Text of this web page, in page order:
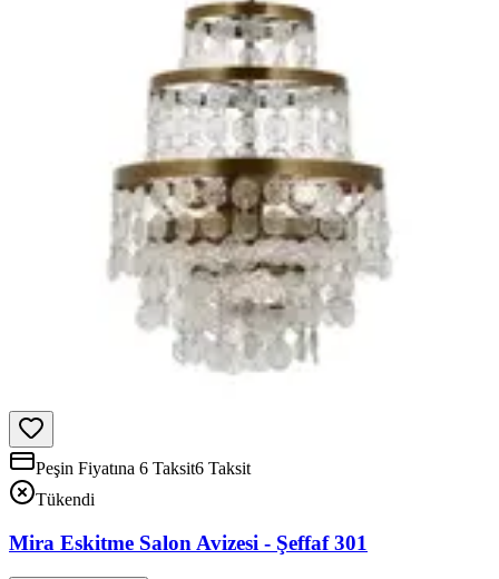
Peşin Fiyatına 6 Taksit6 Taksit
Tükendi
Mira Eskitme Salon Avizesi - Şeffaf 301